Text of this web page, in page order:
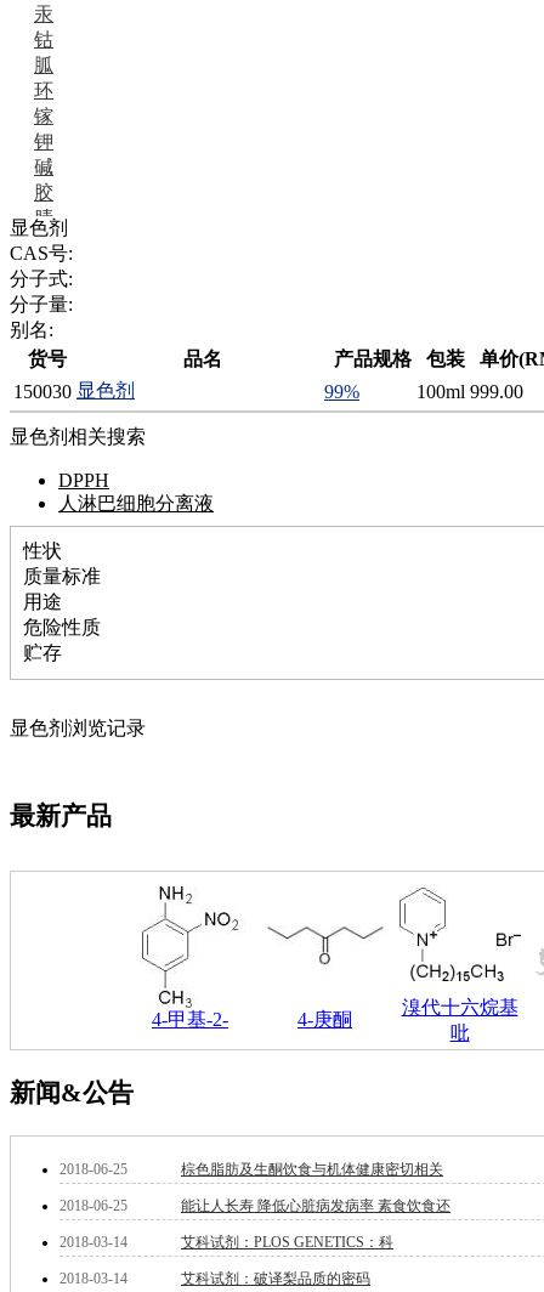
汞
钴
胍
环
镓
钾
碱
胶
腈
精
肼
醌
蜡
锂
啉
磷
膦
硫
氯
镁
锰
硅烷
酰氯
林
醚
脒
钼
脲
镍
筛
砷
石
试纸
松
素
显色剂
CAS号:
分子式:
分子量:
别名:
货号
品名 产品规格 包装
单价
150030 显色剂 99% 100ml 999.00
性状
质量标准
用途
危险性质
贮存
显色剂相关搜索
DPPH
人淋巴细胞分离液
显色剂浏览记录
最新产品
4-甲基-2- 4-庚酮
溴代十六烷基
吡
新闻&公告
2018-06-25 棕色脂肪及生酮饮食与机体健康密切相关
2018-06-25 能让人长寿 降低心脏病发病率 素食饮食还
2018-03-14 艾科试剂：PLOS GENETICS：科
2018-03-14 艾科试剂：破译梨品质的密码